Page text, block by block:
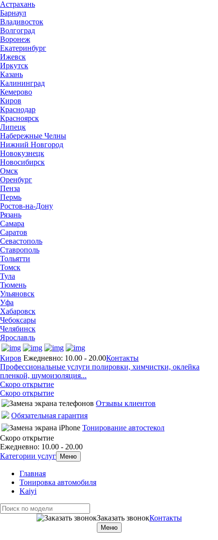
Астрахань
Барнаул
Владивосток
Волгоград
Воронеж
Екатеринбург
Ижевск
Иркутск
Казань
Калининград
Кемерово
Киров
Краснодар
Красноярск
Липецк
Набережные Челны
Нижний Новгород
Новокузнецк
Новосибирск
Омск
Оренбург
Пенза
Пермь
Ростов-на-Дону
Рязань
Самара
Саратов
Севастополь
Ставрополь
Тольятти
Томск
Тула
Тюмень
Ульяновск
Уфа
Хабаровск
Чебоксары
Челябинск
Ярославль
Киров Ежедневно: 10.00 - 20.00Контакты
Профессиональные услуги полировки, химчистки, оклейка
пленкой, шумоизоляция...
Скоро открытие
Скоро открытие
Отзывы клиентов
Обязательная гарантия
Тонирование автостекол
Скоро открытие
Ежедневно: 10.00 - 20.00
Категории услуг
Меню
Главная
Тонировка автомобиля
Kaiyi
Заказать звонокКонтакты
Меню